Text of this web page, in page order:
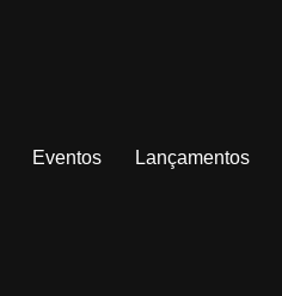
Eventos Lançamentos